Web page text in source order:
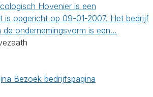
Hovenier is een
is opgericht op 09-01-2007. Het bedrijf
de ondernemingsvorm is een…
Bezoek bedrijfspagina